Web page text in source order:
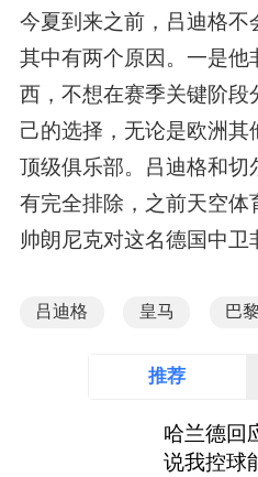
今夏到来之前，吕迪格不
其中有两个原因。一是他
西，不想在赛季关键阶段
己的选择，无论是欧洲其
顶级俱乐部。吕迪格和切
有完全排除，之前天空体
帅朗尼克对这名德国中卫
吕迪格 皇马 巴黎
推荐
哈兰德回
说我控球